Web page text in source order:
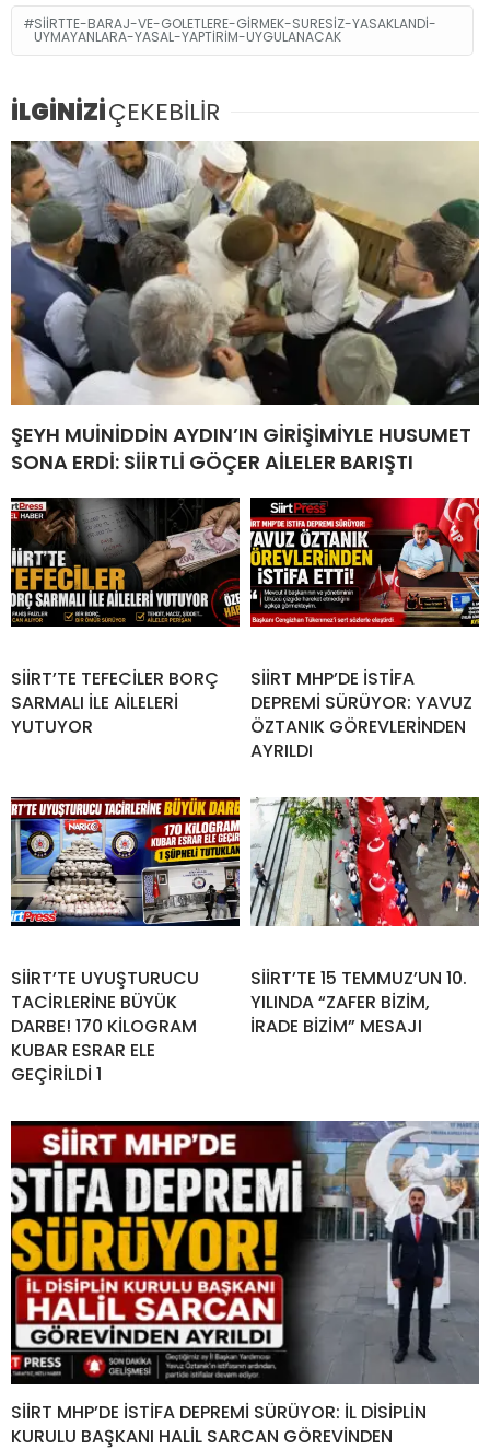
SIIRTTE-BARAJ-VE-GOLETLERE-GIRMEK-SURESIZ-YASAKLANDI-
UYMAYANLARA-YASAL-YAPTIRIM-UYGULANACAK
İLGİNİZİÇEKEBİLİR
ŞEYH MUİNİDDİN AYDIN’IN GİRİŞİMİYLE HUSUMET
SONA ERDİ: SİİRTLİ GÖÇER AİLELER BARIŞTI
SİİRT’TE TEFECİLER BORÇ
SARMALI İLE AİLELERİ
YUTUYOR
SİİRT MHP’DE İSTİFA
DEPREMİ SÜRÜYOR: YAVUZ
ÖZTANIK GÖREVLERİNDEN
AYRILDI
SİİRT’TE UYUŞTURUCU
TACİRLERİNE BÜYÜK
DARBE! 170 KİLOGRAM
KUBAR ESRAR ELE
GEÇİRİLDİ 1
SİİRT’TE 15 TEMMUZ’UN 10.
YILINDA “ZAFER BİZİM,
İRADE BİZİM” MESAJI
SİİRT MHP’DE İSTİFA DEPREMİ SÜRÜYOR: İL DİSİPLİN
KURULU BAŞKANI HALİL SARCAN GÖREVİNDEN